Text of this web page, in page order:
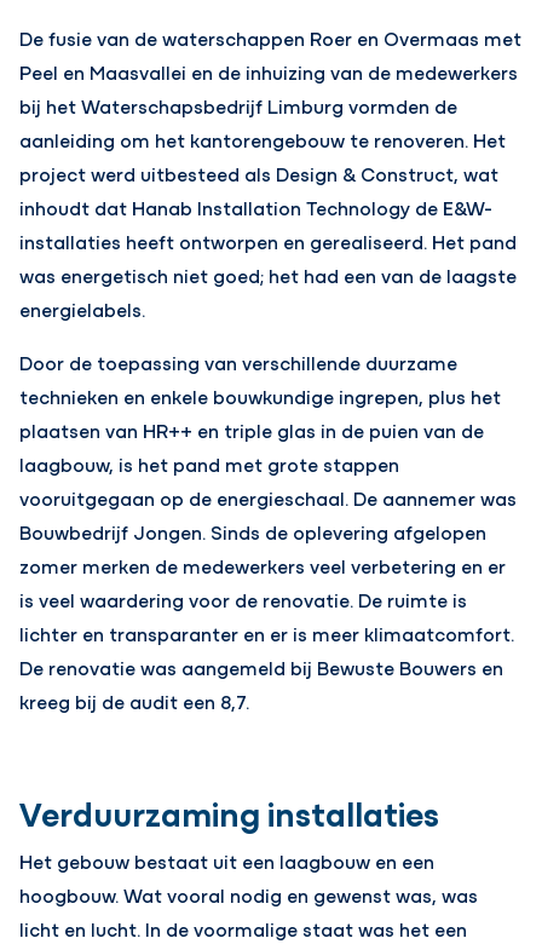
De fusie van de waterschappen Roer en Overmaas met
Peel en Maasvallei en de inhuizing van de medewerkers
bij het Waterschapsbedrijf Limburg vormden de
aanleiding om het kantorengebouw te renoveren. Het
project werd uitbesteed als Design & Construct, wat
inhoudt dat Hanab Installation Technology de E&W-
installaties heeft ontworpen en gerealiseerd. Het pand
was energetisch niet goed; het had een van de laagste
energielabels.
Door de toepassing van verschillende duurzame
technieken en enkele bouwkundige ingrepen, plus het
plaatsen van HR++ en triple glas in de puien van de
laagbouw, is het pand met grote stappen
vooruitgegaan op de energieschaal. De aannemer was
Bouwbedrijf Jongen. Sinds de oplevering afgelopen
zomer merken de medewerkers veel verbetering en er
is veel waardering voor de renovatie. De ruimte is
lichter en transparanter en er is meer klimaatcomfort.
De renovatie was aangemeld bij Bewuste Bouwers en
kreeg bij de audit een 8,7.
Verduurzaming installaties
Het gebouw bestaat uit een laagbouw en een
hoogbouw. Wat vooral nodig en gewenst was, was
licht en lucht. In de voormalige staat was het een